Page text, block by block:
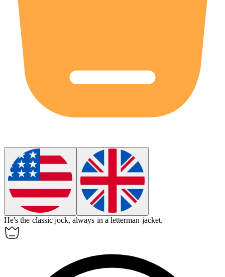
He's the classic jock, always in a letterman jacket.